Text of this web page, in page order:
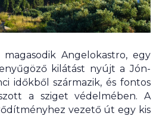
Angelokastro, egy
kilátást nyújt a Jón-
időkből származik, és fontos
a sziget védelmében. A
vezető út egy kis